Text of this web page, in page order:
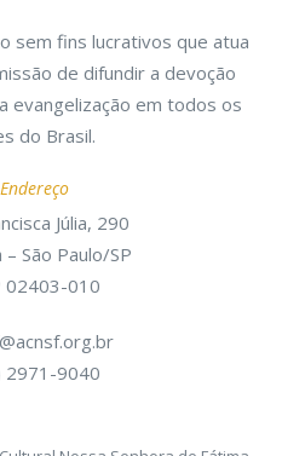
sem fins lucrativos que atua
de difundir a devoção
evangelização em todos os
do Brasil.
Endereço
Júlia, 290
– São Paulo/SP
02403-010
2971-9040